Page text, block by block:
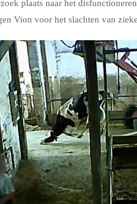
plaats naar het
Vion voor het slachten van